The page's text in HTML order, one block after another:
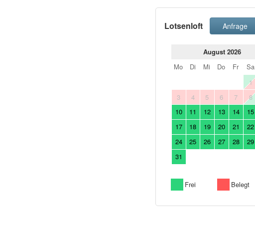
Lotsenloft Anfrage
August 2026
Mo
Di Mi Do Fr Sa
1
3
4 5 6 7 8
10
11 12 13 14 15
17
18 19 20 21 22
24
25 26 27 28 29
31
Frei Belegt